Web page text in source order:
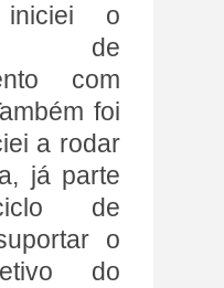
o
de
com
foi
a rodar
já parte
de
o
do